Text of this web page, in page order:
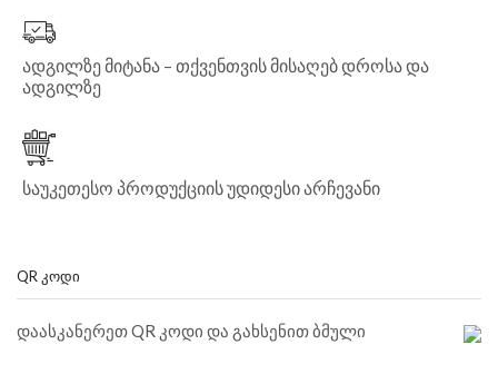
ადგილზე მიტანა – თქვენთვის მისაღებ დროსა და
ადგილზე
საუკეთესო პროდუქციის უდიდესი არჩევანი
QR ᲙᲝᲓᲘ
დაასკანერეთ QR კოდი და გახსენით ბმული